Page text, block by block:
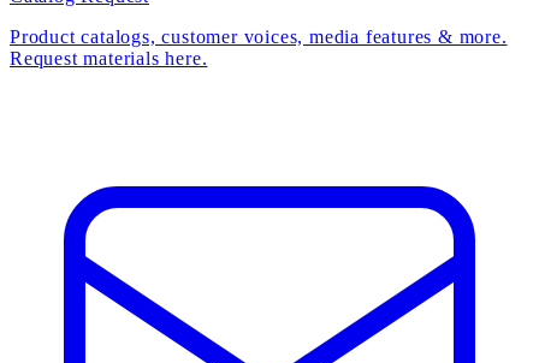
Product catalogs, customer voices, media features & more.
Request materials here.